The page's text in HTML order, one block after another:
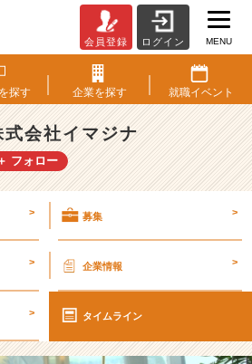
会員登録 ログイン MENU
探す 企業を探す 就職イベント
式会社イマジナ
フォロー
> 募集 >
> 企業情報 >
> タイムライン